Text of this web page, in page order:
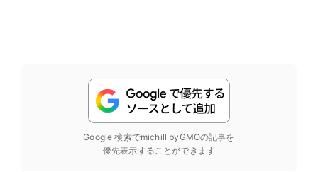
Google 検索でmichill byGMOの記事を
優先表示することができます